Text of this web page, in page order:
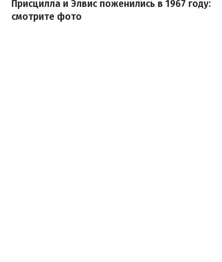
Присцилла и Элвис поженились в 1967 году:
смотрите фото